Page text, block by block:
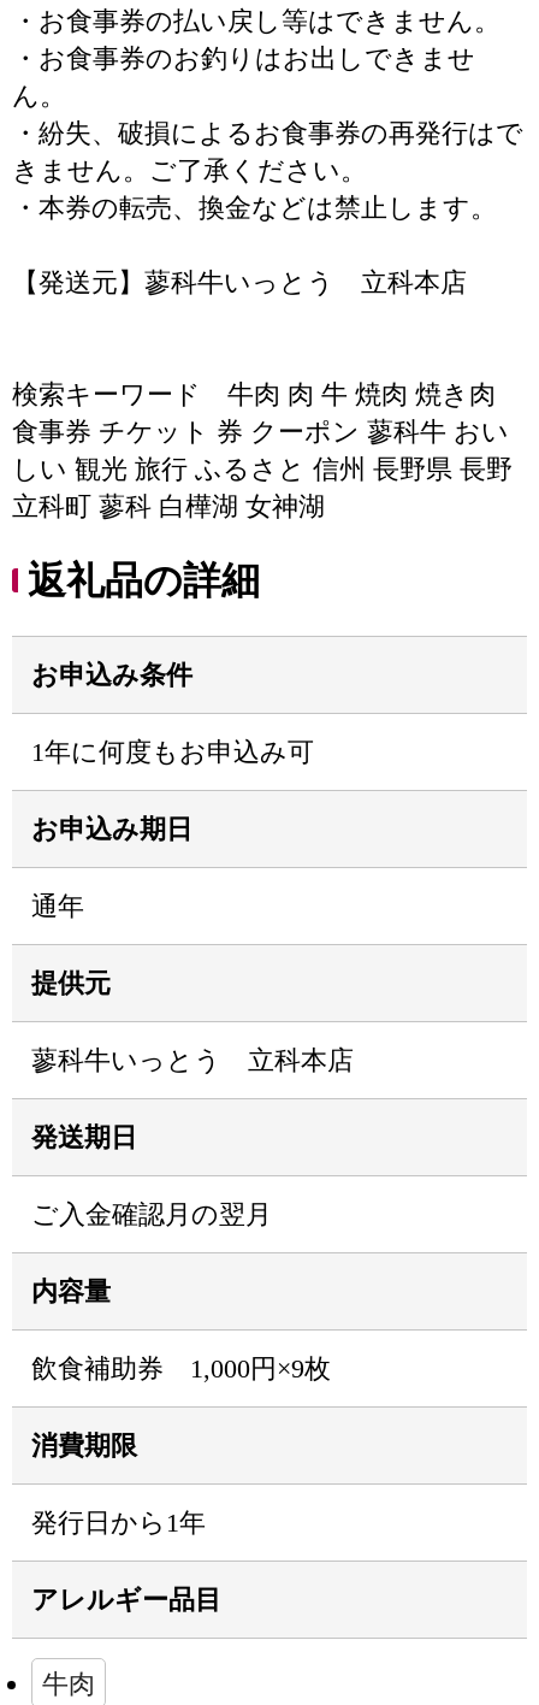
・お食事券の払い戻し等はできません。
・お食事券のお釣りはお出しできませ
ん。
・紛失、破損によるお食事券の再発行はで
きません。ご了承ください。
・本券の転売、換金などは禁止します。
【発送元】蓼科牛いっとう 立科本店
検索キーワード 牛肉 肉 牛 焼肉 焼き肉
食事券 チケット 券 クーポン 蓼科牛 おい
しい 観光 旅行 ふるさと 信州 長野県 長野
立科町 蓼科 白樺湖 女神湖
返礼品の詳細
お申込み条件
1年に何度もお申込み可
お申込み期日
通年
提供元
蓼科牛いっとう 立科本店
発送期日
ご入金確認月の翌月
内容量
飲食補助券 1,000円×9枚
消費期限
発行日から1年
アレルギー品目
牛肉